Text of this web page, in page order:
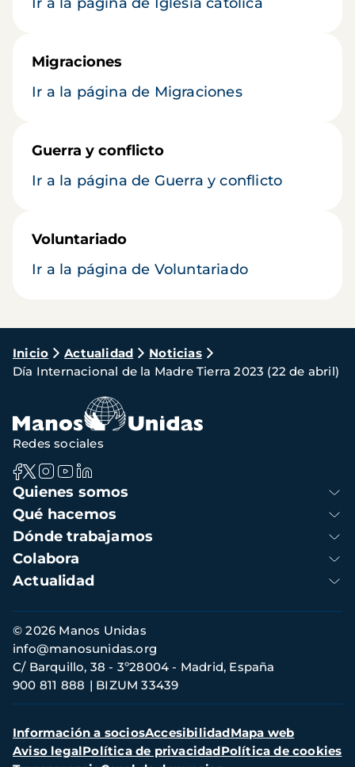
Migraciones
Ir a la página de Migraciones
Guerra y conflicto
Ir a la página de Guerra y conflicto
Voluntariado
Ir a la página de Voluntariado
Ruta
de
navegación
Inicio Actualidad
Noticias
Día Internacional de la Madre Tierra 2023 (22 de abril)
Navegación
principal
Quienes somos
Qué hacemos
Dónde trabajamos
Colabora
Actualidad
Redes sociales
Información
de
contacto
© 2026 Manos Unidas
C/ Barquillo, 38 - 3º28004 - Madrid, España
900 811 888
BIZUM 33439
info@manosunidas.org
Menú
secundario
Información a sociosAccesibilidadMapa web
Aviso legalPolítica de privacidadPolítica de cookies